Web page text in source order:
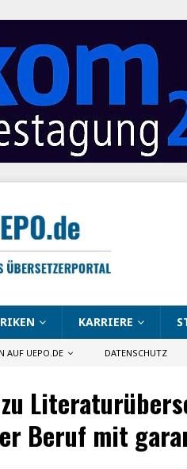
KARRIERE
AUF UEPO.DE DATENSCHUTZ
Beruf mit